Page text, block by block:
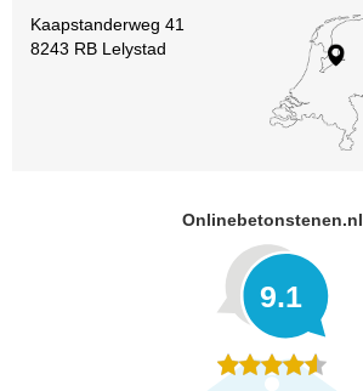
Kaapstanderweg 41
8243 RB Lelystad
Onlinebetonstenen.nl
9.1